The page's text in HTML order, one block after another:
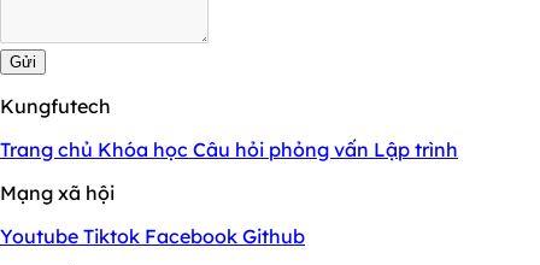
Gửi
Kungfutech
Trang chủ Khóa học Câu hỏi phỏng vấn Lập trình
Mạng xã hội
Youtube Tiktok Facebook Github